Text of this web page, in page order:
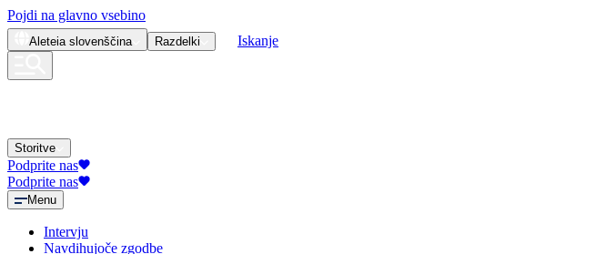
Pojdi na glavno vsebino
Aleteia slovenščina Razdelki Iskanje
Storitve
Podprite nas
Podprite nas
Menu
Intervju
Navdihujoče zgodbe